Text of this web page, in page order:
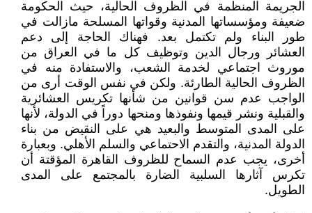
الجريمة المنظمة في الظروف الحالية، حيث الحكومة
ضعيفة ومؤسساتها المدنية وقواتها المسلحة مازالت في
طور البناء ولم تكتمل بعد. فهناك الحاجة إلى دعم
العشائر ورجال الدين وتوظيف كل ما في العراق من
موروث اجتماعي لخدمة الشعب، والاستفادة منه في
الظروف الحالية الطارئة. ولكن في نفس الوقت أرى من
الواجب عدم سن قوانين من شأنها تكريس العشائرية
والقبلية ونشر قيمها ونفوذها ومنحها دوراً في الدولة، لأنها
على المدى المتوسط والبعيد هي على النقيض من بناء
الدولة المدنية، والتقدم الاحتماعي والسلم الأهلي. وبعبارة
أخرى، يجب عدم السماح للظروف القاهرة المؤقتة أن
تكرس آثارها السلبية الضارة بالمجتمع على المدى
الطويل.